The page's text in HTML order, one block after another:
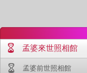
孟婆來世照相館
孟婆前世照相館